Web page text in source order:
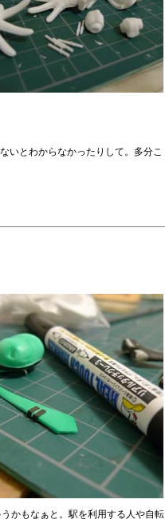
いとわからなかったりして。多分こ
かもなぁと。駅を利用する人や自転